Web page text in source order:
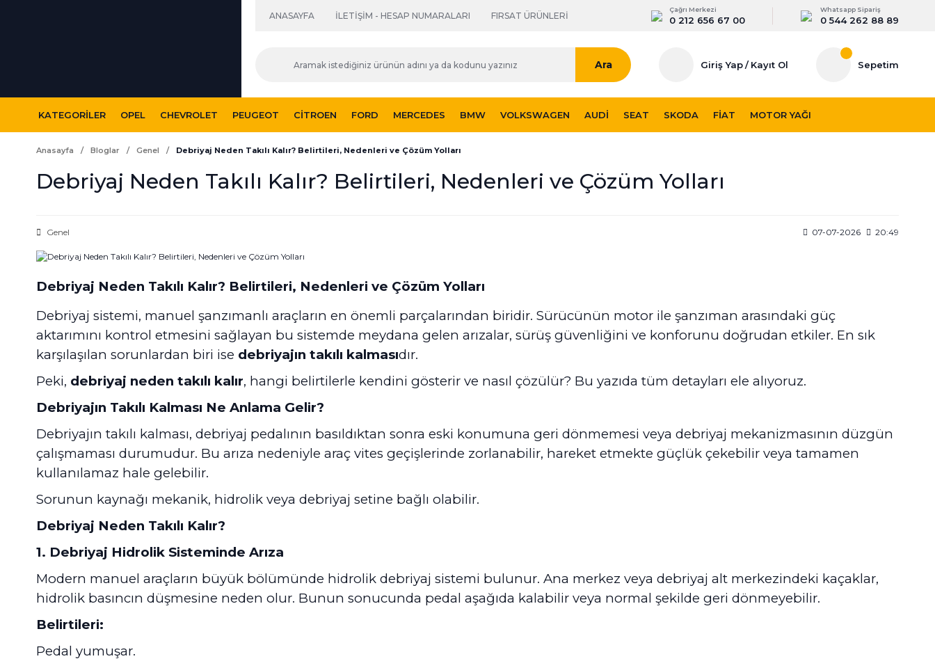
ANASAYFA İLETİŞİM - HESAP NUMARALARI FIRSAT ÜRÜNLERİ
Çağrı Merkezi
0 212 656 67 00
Whatsapp Sipariş
0 544 262 88 89
Ara Giriş Yap/ Kayıt Ol Sepetim
KATEGORILER OPEL CHEVROLET PEUGEOT CITROEN FORD MERCEDES BMW VOLKSWAGEN AUDI SEAT SKODA FIAT MOTOR YAĞI
Anasayfa Bloglar Genel Debriyaj Neden Takılı Kalır? Belirtileri, Nedenleri ve Çözüm Yolları
Debriyaj Neden Takılı Kalır? Belirtileri, Nedenleri ve Çözüm Yolları
Genel 07-07-2026 20:49
Debriyaj Neden Takılı Kalır? Belirtileri, Nedenleri ve Çözüm Yolları
Debriyaj sistemi, manuel şanzımanlı araçların en önemli parçalarından biridir. Sürücünün motor ile şanzıman arasındaki güç
aktarımını kontrol etmesini sağlayan bu sistemde meydana gelen arızalar, sürüş güvenliğini ve konforunu doğrudan etkiler. En sık
karşılaşılan sorunlardan biri ise debriyajın takılı kalmasıdır.
Peki, debriyaj neden takılı kalır, hangi belirtilerle kendini gösterir ve nasıl çözülür? Bu yazıda tüm detayları ele alıyoruz.
Debriyajın Takılı Kalması Ne Anlama Gelir?
Debriyajın takılı kalması, debriyaj pedalının basıldıktan sonra eski konumuna geri dönmemesi veya debriyaj mekanizmasının düzgün
çalışmaması durumudur. Bu arıza nedeniyle araç vites geçişlerinde zorlanabilir, hareket etmekte güçlük çekebilir veya tamamen
kullanılamaz hale gelebilir.
Sorunun kaynağı mekanik, hidrolik veya debriyaj setine bağlı olabilir.
Debriyaj Neden Takılı Kalır?
1. Debriyaj Hidrolik Sisteminde Arıza
Modern manuel araçların büyük bölümünde hidrolik debriyaj sistemi bulunur. Ana merkez veya debriyaj alt merkezindeki kaçaklar,
hidrolik basıncın düşmesine neden olur. Bunun sonucunda pedal aşağıda kalabilir veya normal şekilde geri dönmeyebilir.
Belirtileri:
Pedal yumuşar.